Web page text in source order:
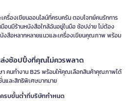
ครื่องเขียนออนไลน์ที่ครบครัน ตอบโจทย์คนรักการ
อนมีร้านหนังสือใกล้ฉันอยู่ในมือ ช้อปง่าย ไม่ต้อง
งสือหลากหลายแนวและเครื่องเขียนคุณภาพ พร้อม
ล่งช้อปปิ้งที่คุณไม่ควรพลาด
า คนทำงาน B2S พร้อมให้คุณเลือกสินค้าคุณภาพได้
และสิทธิพิเศษมากมาย
รบขั้นต่ำที่บริษัทกำหนด